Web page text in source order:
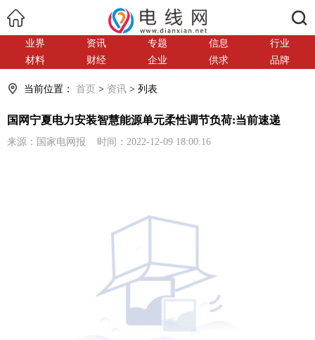
业界 资讯 专题 信息
行业
材料
财经 企业 供求 品牌
当前位置： 首页 > 资讯 > 列表
国网宁夏电力安装智慧能源单元柔性调节负荷:当前速递
来源：国家电网报 时间：2022-12-09 18:00:16